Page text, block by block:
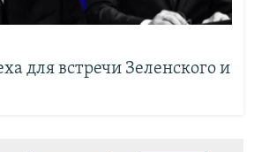
для встречи Зеленского и